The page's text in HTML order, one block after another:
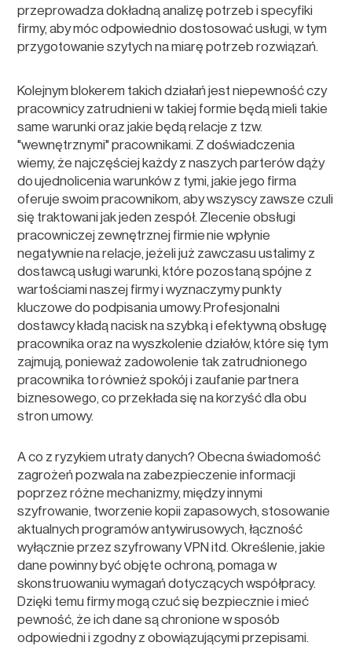
przeprowadza dokładną analizę potrzeb i specyfiki
firmy, aby móc odpowiednio dostosować usługi, w tym
przygotowanie szytych na miarę potrzeb rozwiązań.
Kolejnym blokerem takich działań jest niepewność czy
pracownicy zatrudnieni w takiej formie będą mieli takie
same warunki oraz jakie będą relacje z tzw.
"wewnętrznymi" pracownikami. Z doświadczenia
wiemy, że najczęściej każdy z naszych parterów dąży
do ujednolicenia warunków z tymi, jakie jego firma
oferuje swoim pracownikom, aby wszyscy zawsze czuli
się traktowani jak jeden zespół. Zlecenie obsługi
pracowniczej zewnętrznej firmie nie wpłynie
negatywnie na relacje, jeżeli już zawczasu ustalimy z
dostawcą usługi warunki, które pozostaną spójne z
wartościami naszej firmy i wyznaczymy punkty
kluczowe do podpisania umowy. Profesjonalni
dostawcy kładą nacisk na szybką i efektywną obsługę
pracownika oraz na wyszkolenie działów, które się tym
zajmują, ponieważ zadowolenie tak zatrudnionego
pracownika to również spokój i zaufanie partnera
biznesowego, co przekłada się na korzyść dla obu
stron umowy.
A co z ryzykiem utraty danych? Obecna świadomość
zagrożeń pozwala na zabezpieczenie informacji
poprzez różne mechanizmy, między innymi
szyfrowanie, tworzenie kopii zapasowych, stosowanie
aktualnych programów antywirusowych, łączność
wyłącznie przez szyfrowany VPN itd. Określenie, jakie
dane powinny być objęte ochroną, pomaga w
skonstruowaniu wymagań dotyczących współpracy.
Dzięki temu firmy mogą czuć się bezpiecznie i mieć
pewność, że ich dane są chronione w sposób
odpowiedni i zgodny z obowiązującymi przepisami.